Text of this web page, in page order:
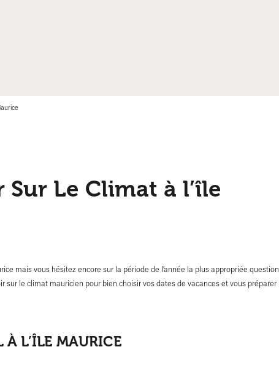
Sur Le Climat à l’île
mais vous hésitez encore sur la période de l’année la plus appropriée question
sur le climat mauricien pour bien choisir vos dates de vacances et vous préparer
L’ÎLE MAURICE